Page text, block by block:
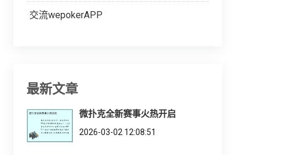
交流wepokerAPP
最新文章
微扑克全新赛事火热开启
2026-03-02 12:08:51